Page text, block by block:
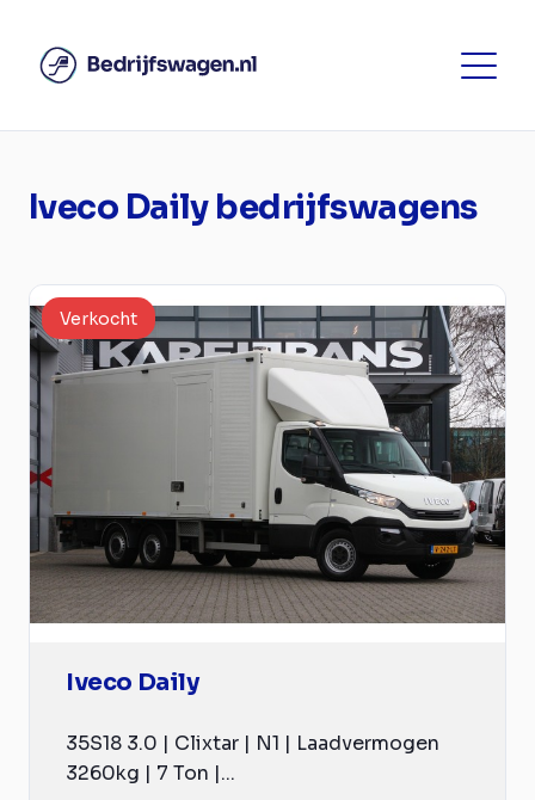
Iveco Daily bedrijfswagens
Verkocht
Iveco Daily
35S18 3.0 | Clixtar | N1 | Laadvermogen
3260kg | 7 Ton |...